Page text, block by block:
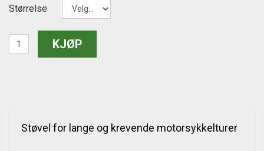
Størrelse
Støvel for lange og krevende motorsykkelturer